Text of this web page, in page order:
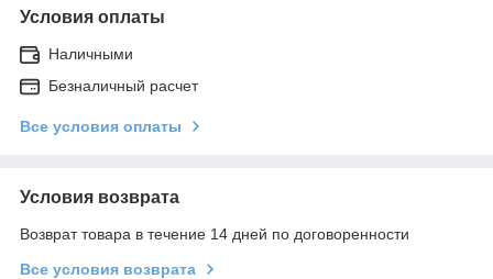
Условия оплаты
Наличными
Безналичный расчет
Все условия оплаты
Условия возврата
Возврат товара в течение 14 дней по договоренности
Все условия возврата